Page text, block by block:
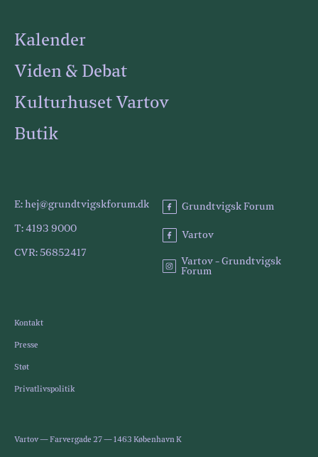
Kalender
Viden & Debat
Kulturhuset Vartov
Butik
E: hej@grundtvigskforum.dk
T: 4193 9000
CVR: 56852417
Grundtvigsk Forum
Vartov
Vartov - Grundtvigsk
Forum
Vartov — Farvergade 27 — 1463 København K
Kontakt
Presse
Støt
Privatlivspolitik